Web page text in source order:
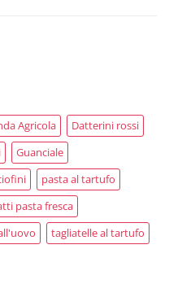
Agricola
Datterini rossi
Guanciale
pasta al tartufo
pasta fresca
tagliatelle al tartufo